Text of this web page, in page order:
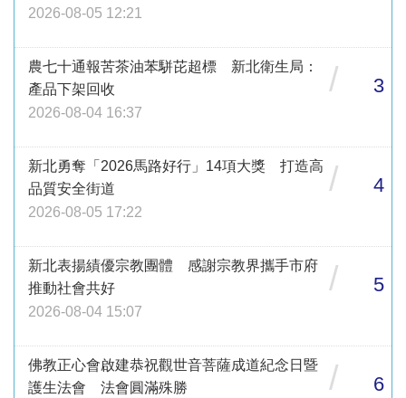
2026-08-05 12:21
農七十通報苦茶油苯駢芘超標 新北衛生局：
產品下架回收
2026-08-04 16:37
/ 3
新北勇奪「2026馬路好行」14項大獎 打造高
品質安全街道
2026-08-05 17:22
/ 4
新北表揚績優宗教團體 感謝宗教界攜手市府
推動社會共好
2026-08-04 15:07
/ 5
佛教正心會啟建恭祝觀世音菩薩成道紀念日暨
護生法會 法會圓滿殊勝
/ 6